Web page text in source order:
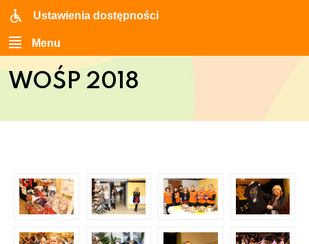
Ustawienia dostępności
Menu
WOŚP 2018